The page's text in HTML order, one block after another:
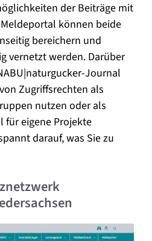
der Beiträge mit
können beide
bereichern und
vernetzt werden. Darüber
Journal
Zugriffsrechten als
nutzen oder als
für eigene Projekte
darauf, was Sie zu